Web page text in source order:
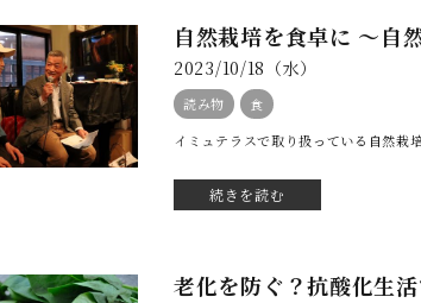
自然栽培を食卓に ～自
2023/10/18（水）
読み物
食
イミュテラスで取り扱っている自然
続きを読む
老化を防ぐ？抗酸化生